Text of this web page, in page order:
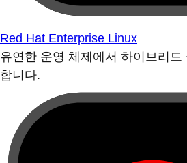
Red Hat Enterprise Linux
유연한 운영 체제에서 하이브리드
합니다.